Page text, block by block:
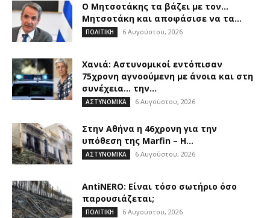
Ο Μητσοτάκης τα βάζει με τον…
Μητσοτάκη και αποφάσισε να τα...
ΠΟΛΙΤΙΚΗ 6 Αυγούστου, 2026
Χανιά: Αστυνομικοί εντόπισαν
75χρονη αγνοούμενη με άνοια και στη
συνέχεια… την...
ΑΣΤΥΝΟΜΙΚΑ 6 Αυγούστου, 2026
Στην Αθήνα η 46χρονη για την
υπόθεση της Marfin – Η...
ΑΣΤΥΝΟΜΙΚΑ 6 Αυγούστου, 2026
AntiNERO: Είναι τόσο σωτήριο όσο
παρουσιάζεται;
ΠΟΛΙΤΙΚΗ 6 Αυγούστου, 2026